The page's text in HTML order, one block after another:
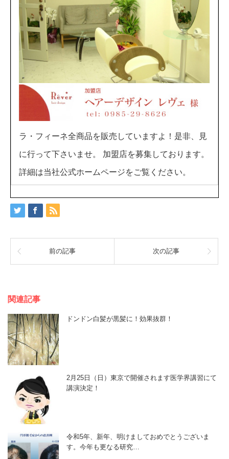
ラ・フィーネ全商品を販売していますよ！是非、見
に行って下さいませ。 加盟店を募集しております。
詳細は当社公式ホームページをご覧ください。
前の記事 次の記事
関連記事
ドンドン白髪が黒髪に！効果抜群！
2月25日（日）東京で開催されます医学界講習にて
講演決定！
令和5年、新年、明けましておめでとうございま
す。今年も更なる研究…